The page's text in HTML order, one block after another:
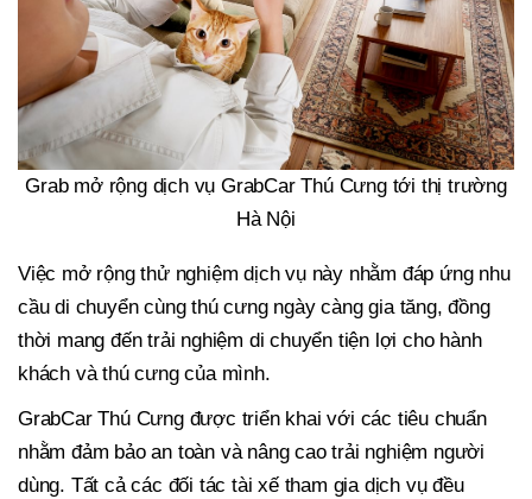
Grab mở rộng dịch vụ GrabCar Thú Cưng tới thị trường
Hà Nội
Việc mở rộng thử nghiệm dịch vụ này nhằm đáp ứng nhu
cầu di chuyển cùng thú cưng ngày càng gia tăng, đồng
thời mang đến trải nghiệm di chuyển tiện lợi cho hành
khách và thú cưng của mình.
GrabCar Thú Cưng được triển khai với các tiêu chuẩn
nhằm đảm bảo an toàn và nâng cao trải nghiệm người
dùng. Tất cả các đối tác tài xế tham gia dịch vụ đều